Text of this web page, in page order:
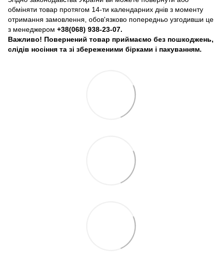
обміняти товар протягом 14-ти календарних днів з моменту
отримання замовлення, обов'язково попередньо узгодивши це
з менеджером +38(068) 938-23-07.
Важливо! Повернений товар приймаємо без пошкоджень,
слідів носіння та зі збереженими бірками і пакуванням.